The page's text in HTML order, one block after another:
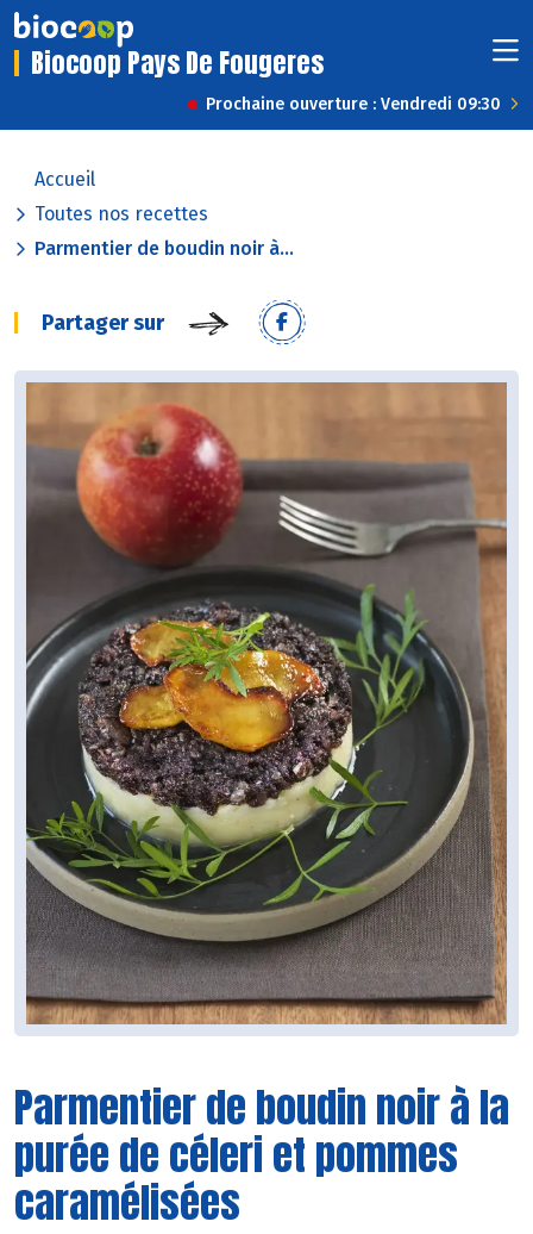
Biocoop Pays De Fougeres
Prochaine ouverture : Vendredi 09:30
Accueil
Toutes nos recettes
Parmentier de boudin noir à...
Partager sur
Parmentier de boudin noir à la
purée de céleri et pommes
caramélisées